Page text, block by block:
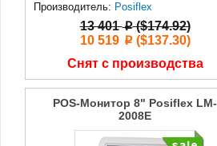
Производитель: Posiflex
13 401p($174.92)
10 519 p($137.30)
Снят с производства
POS-Монитор 8" Posiflex LM-
2008Е